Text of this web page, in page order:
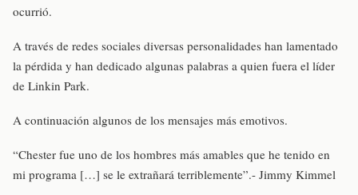
ocurrió.
A través de redes sociales diversas personalidades han lamentado
la pérdida y han dedicado algunas palabras a quien fuera el líder
de Linkin Park.
A continuación algunos de los mensajes más emotivos.
“Chester fue uno de los hombres más amables que he tenido en
mi programa […] se le extrañará terriblemente”.- Jimmy Kimmel